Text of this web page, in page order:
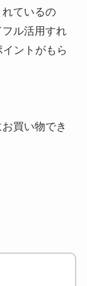
れているの
ル活用すれ
ントがもら
買い物でき